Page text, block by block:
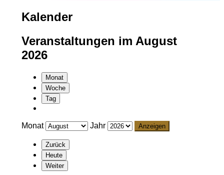
Kalender
Veranstaltungen im August
2026
Monat
Woche
Tag
Monat Jahr
Zurück
Heute
Weiter